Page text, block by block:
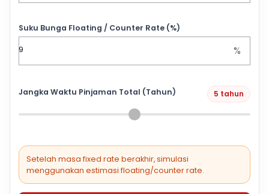
Suku Bunga Floating / Counter Rate (%)
%
Jangka Waktu Pinjaman Total (Tahun) 5 tahun
Setelah masa fixed rate berakhir, simulasi
menggunakan estimasi floating/counter rate.